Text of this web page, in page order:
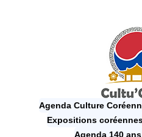
Agenda Culture
Expositions
Agenda 140